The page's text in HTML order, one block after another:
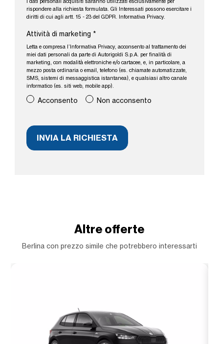
rispondere alla richiesta formulata. Gli Interessati possono esercitare i
diritti di cui agli artt. 15 - 23 del GDPR. Informativa Privacy.
Attività di marketing *
Letta e compresa l’Informativa Privacy, acconsento al trattamento dei
miei dati personali da parte di Autorigoldi S.p.A. per finalità di
marketing, con modalità elettroniche e/o cartacee, e, in particolare, a
mezzo posta ordinaria o email, telefono (es. chiamate automatizzate,
SMS, sistemi di messaggistica istantanea), e qualsiasi altro canale
informatico (es. siti web, mobile app).
Acconsento Non acconsento
Altre offerte
Berlina con prezzo simile che potrebbero interessarti